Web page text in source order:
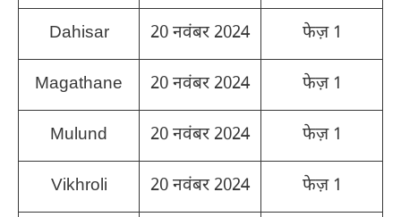
Dahisar 20 नवंबर 2024 फेज़ 1
Magathane 20 नवंबर 2024 फेज़ 1
Mulund 20 नवंबर 2024 फेज़ 1
Vikhroli 20 नवंबर 2024 फेज़ 1